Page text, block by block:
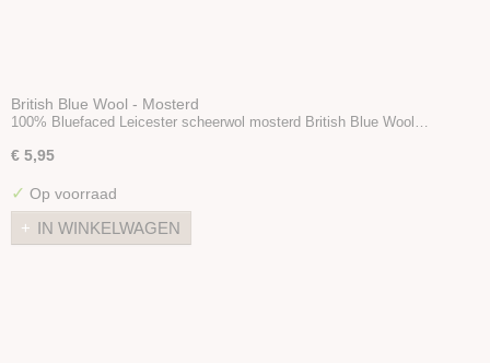
British Blue Wool - Mosterd
100% Bluefaced Leicester scheerwol mosterd British Blue Wool…
€ 5,95
✓ Op voorraad
IN WINKELWAGEN